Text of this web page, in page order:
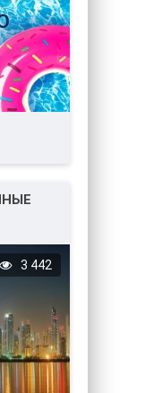
3 442